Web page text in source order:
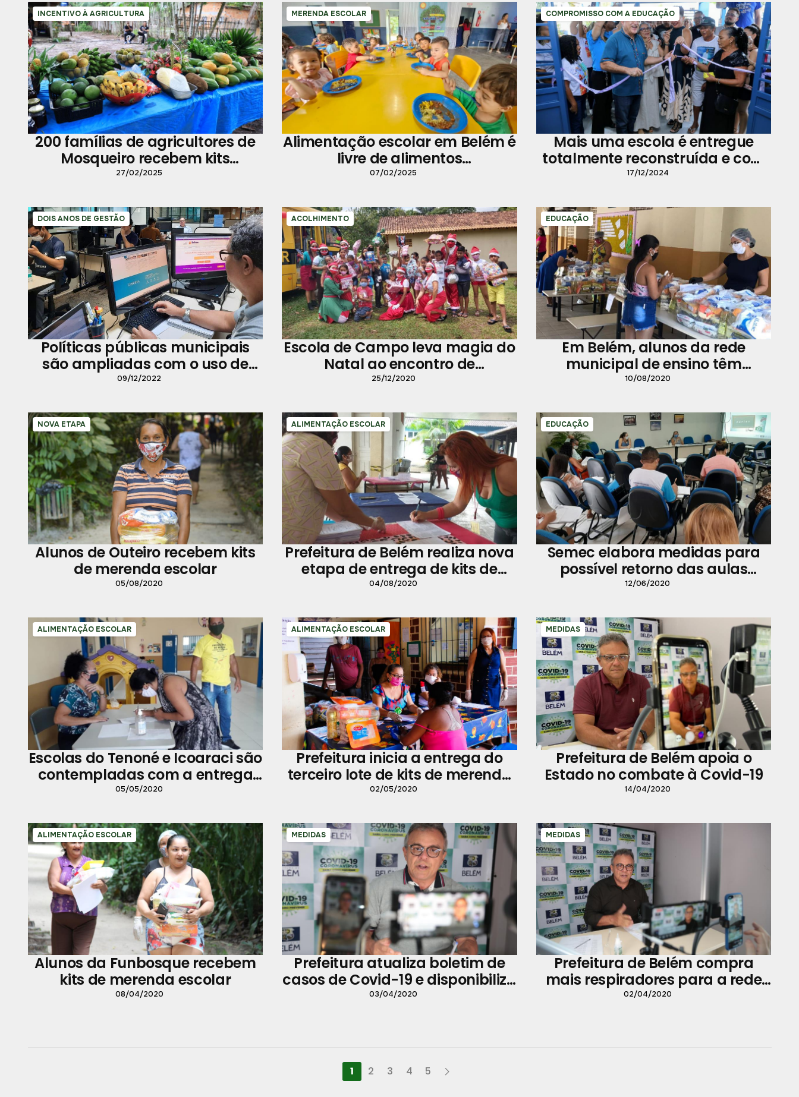
INCENTIVO À AGRICULTURA
200 famílias de agricultores de
Mosqueiro recebem kits
fertilizantes
27/02/2025
MERENDA ESCOLAR
Alimentação escolar em Belém é
livre de alimentos
ultraprocessados
07/02/2025
COMPROMISSO COM A EDUCAÇÃO
Mais uma escola é entregue
totalmente reconstruída e com
melhorias no Bairro do Coqueiro
17/12/2024
DOIS ANOS DE GESTÃO
Políticas públicas municipais
são ampliadas com o uso de
sistemas e tecnologias da
09/12/2022
ACOLHIMENTO
Escola de Campo leva magia do
Natal ao encontro de
estudantes ribeirinhos
25/12/2020
EDUCAÇÃO
Em Belém, alunos da rede
municipal de ensino têm
garantido o direito à
10/08/2020
NOVA ETAPA
Alunos de Outeiro recebem kits
de merenda escolar
05/08/2020
ALIMENTAÇÃO ESCOLAR
Prefeitura de Belém realiza nova
etapa de entrega de kits de
merenda escolar
04/08/2020
EDUCAÇÃO
Semec elabora medidas para
possível retorno das aulas
presenciais
12/06/2020
ALIMENTAÇÃO ESCOLAR
Escolas do Tenoné e Icoaraci são
contempladas com a entrega
dos kits de merenda escolar
05/05/2020
ALIMENTAÇÃO ESCOLAR
Prefeitura inicia a entrega do
terceiro lote de kits de merenda
escolar nesta segunda-feira, 4
02/05/2020
MEDIDAS
Prefeitura de Belém apoia o
Estado no combate à Covid-19
14/04/2020
ALIMENTAÇÃO ESCOLAR
Alunos da Funbosque recebem
kits de merenda escolar
08/04/2020
MEDIDAS
Prefeitura atualiza boletim de
casos de Covid-19 e disponibiliza
canal de comunicação para
03/04/2020
MEDIDAS
Prefeitura de Belém compra
mais respiradores para a rede
municipal de saúde
02/04/2020
1 2 3 4 5